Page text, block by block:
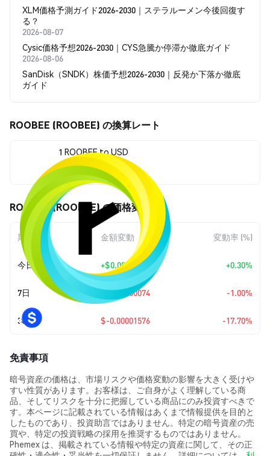
XLM価格予測ガイド2026-2030｜ステラルーメン今後回復す
る？
2026-08-07
Cysic価格予想2026-2030｜CYS急騰か停滞か徹底ガイド
2026-08-06
SanDisk（SNDK）株価予想2026-2030｜反発か下落か徹底
ガイド
ROOBEE (ROOBEE) の換算レート
1 ROOBEE to USD
$0.00007329
ROOBEE (ROOBEE) の価格変動
期間 金額変動 変動率 (%)
今日 +$0.00000022 +0.30%
7日 $-0.00000074 -1.00%
30日 $-0.00001576 -17.70%
免責事項
暗号資産の価格は、市場リスクや価格変動の影響を大きく受けや
すい性質があります。お客様は、ご自身がよく理解している商
品、そしてリスクを十分に把握している商品にのみ投資すべきで
す。本ページに記載されている情報はあくまで情報提供を目的と
したものであり、投資助言ではありません。特定の暗号資産の売
買や、特定の投資戦略の採用を推奨するものではありません。
Phemex は、掲載されている情報や特定の資産に関して、その正